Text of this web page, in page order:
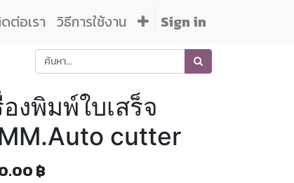
ต่อเรา วิธีการใช้งาน Sign in
องพิมพ์ใบเสร็จ
cutter
฿